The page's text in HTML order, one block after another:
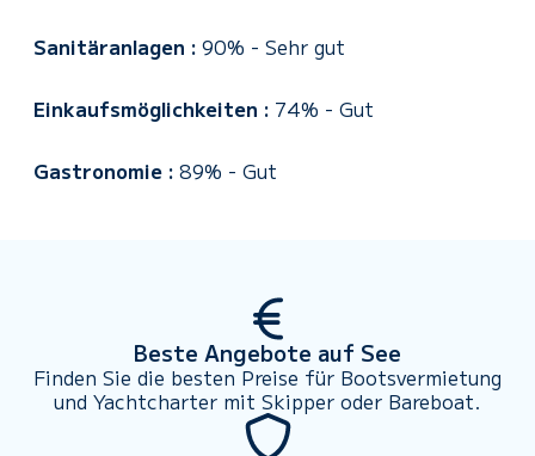
Sanitäranlagen : 90% - Sehr gut
Einkaufsmöglichkeiten : 74% - Gut
Gastronomie : 89% - Gut
Beste Angebote auf See
Finden Sie die besten Preise für Bootsvermietung
und Yachtcharter mit Skipper oder Bareboat.